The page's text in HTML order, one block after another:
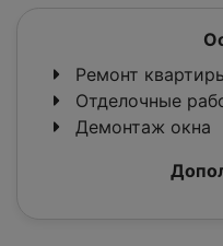
Ремонт
Отделочные
Демонтаж окна